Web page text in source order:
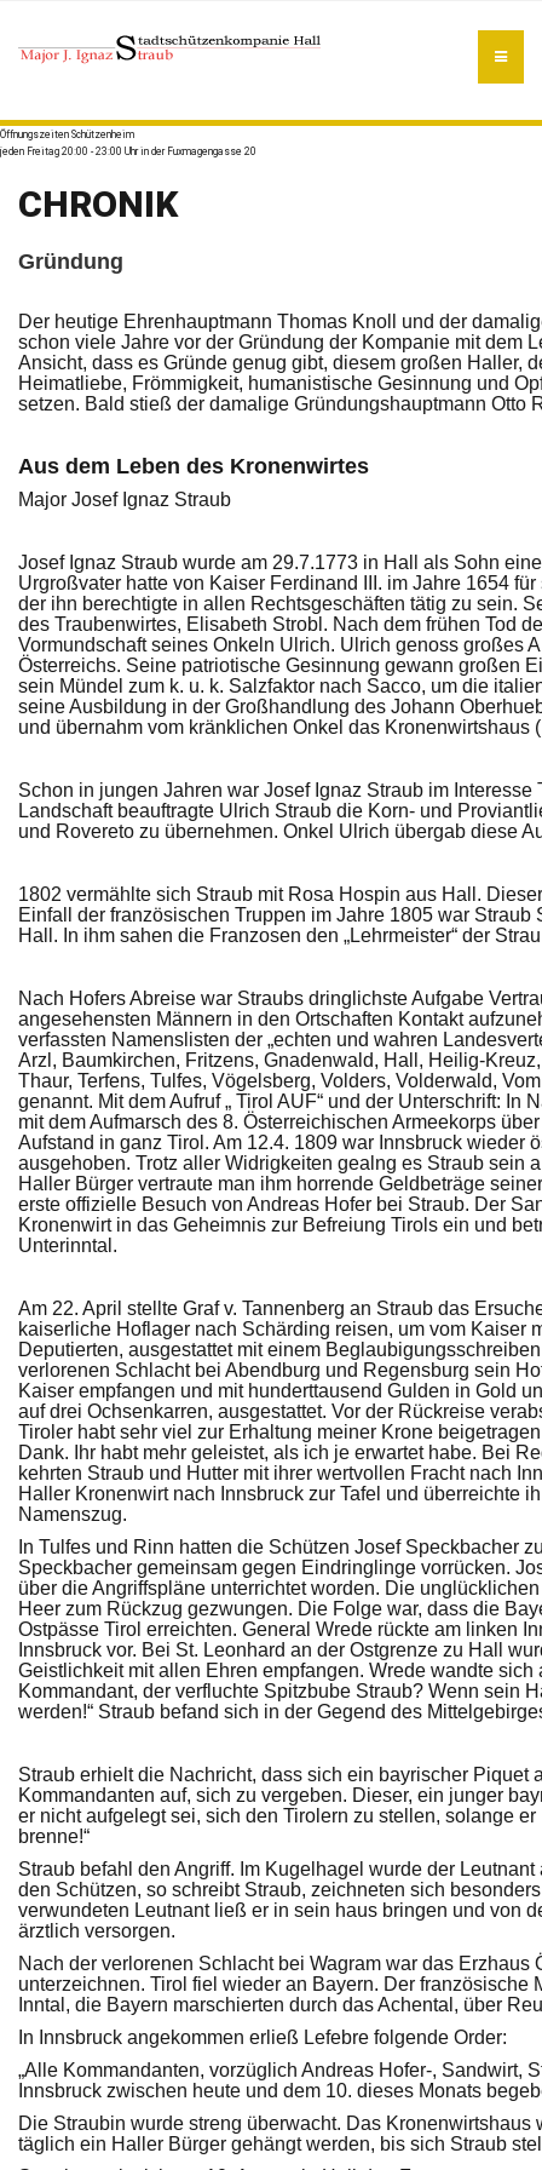
Öffnungszeiten Schützenheim
jeden Freitag 20:00 - 23:00 Uhr in der Fuxmagengasse 20
CHRONIK
Gründung
Der heutige Ehrenhauptmann Thomas Knoll und der
schon viele Jahre vor der Gründung der Kompanie mit dem
Ansicht, dass es Gründe genug gibt, diesem großen Haller,
Heimatliebe, Frömmigkeit, humanistische Gesinnung und
setzen. Bald stieß der damalige Gründungshauptmann Otto
Aus dem Leben des Kronenwirtes
Major Josef Ignaz Straub
Josef Ignaz Straub wurde am 29.7.1773 in Hall als Sohn
Urgroßvater hatte von Kaiser Ferdinand III. im Jahre 1654
der ihn berechtigte in allen Rechtsgeschäften tätig zu sein.
des Traubenwirtes, Elisabeth Strobl. Nach dem frühen Tod
Vormundschaft seines Onkeln Ulrich. Ulrich genoss großes
Österreichs. Seine patriotische Gesinnung gewann großen
sein Mündel zum k. u. k. Salzfaktor nach Sacco, um die
seine Ausbildung in der Großhandlung des Johann
und übernahm vom kränklichen Onkel das
Schon in jungen Jahren war Josef Ignaz Straub im
Landschaft beauftragte Ulrich Straub die Korn- und
und Rovereto zu übernehmen. Onkel Ulrich übergab diese
1802 vermählte sich Straub mit Rosa Hospin aus Hall.
Einfall der französischen Truppen im Jahre 1805 war
Hall. In ihm sahen die Franzosen den „Lehrmeister“ der
Nach Hofers Abreise war Straubs dringlichste Aufgabe
angesehensten Männern in den Ortschaften Kontakt
verfassten Namenslisten der „echten und wahren
Arzl, Baumkirchen, Fritzens, Gnadenwald, Hall, Heilig-
Thaur, Terfens, Tulfes, Vögelsberg, Volders, Volderwald,
genannt. Mit dem Aufruf „ Tirol AUF“ und der Unterschrift:
mit dem Aufmarsch des 8. Österreichischen Armeekorps
Aufstand in ganz Tirol. Am 12.4. 1809 war Innsbruck wieder
ausgehoben. Trotz aller Widrigkeiten gealng es Straub sein
Haller Bürger vertraute man ihm horrende Geldbeträge
erste offizielle Besuch von Andreas Hofer bei Straub. Der
Kronenwirt in das Geheimnis zur Befreiung Tirols ein und
Unterinntal.
Am 22. April stellte Graf v. Tannenberg an Straub das
kaiserliche Hoflager nach Schärding reisen, um vom
Deputierten, ausgestattet mit einem
verlorenen Schlacht bei Abendburg und Regensburg sein
Kaiser empfangen und mit hunderttausend Gulden in Gold
auf drei Ochsenkarren, ausgestattet. Vor der Rückreise
Tiroler habt sehr viel zur Erhaltung meiner Krone
Dank. Ihr habt mehr geleistet, als ich je erwartet habe. Bei
kehrten Straub und Hutter mit ihrer wertvollen Fracht nach
Haller Kronenwirt nach Innsbruck zur Tafel und überreichte
Namenszug.
In Tulfes und Rinn hatten die Schützen Josef Speckbacher
Speckbacher gemeinsam gegen Eindringlinge vorrücken.
über die Angriffspläne unterrichtet worden. Die
Heer zum Rückzug gezwungen. Die Folge war, dass die
Ostpässe Tirol erreichten. General Wrede rückte am linken
Innsbruck vor. Bei St. Leonhard an der Ostgrenze zu Hall
Geistlichkeit mit allen Ehren empfangen. Wrede wandte sich
Kommandant, der verfluchte Spitzbube Straub? Wenn sein
werden!“ Straub befand sich in der Gegend des
Straub erhielt die Nachricht, dass sich ein bayrischer Piquet
Kommandanten auf, sich zu vergeben. Dieser, ein junger
er nicht aufgelegt sei, sich den Tirolern zu stellen, solange
brenne!“
Straub befahl den Angriff. Im Kugelhagel wurde der
den Schützen, so schreibt Straub, zeichneten sich
verwundeten Leutnant ließ er in sein haus bringen und von
ärztlich versorgen.
Nach der verlorenen Schlacht bei Wagram war das
unterzeichnen. Tirol fiel wieder an Bayern. Der
Inntal, die Bayern marschierten durch das Achental, über
In Innsbruck angekommen erließ Lefebre folgende Order:
„Alle Kommandanten, vorzüglich Andreas Hofer-, Sandwirt,
Innsbruck zwischen heute und dem 10. dieses Monats
Die Straubin wurde streng überwacht. Das
täglich ein Haller Bürger gehängt werden, bis sich Straub